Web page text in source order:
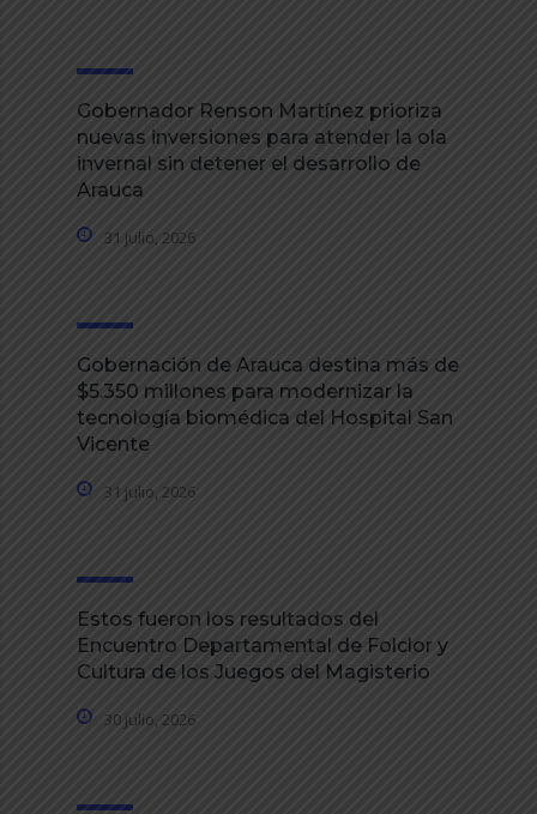
Gobernador Renson Martínez prioriza
nuevas inversiones para atender la ola
invernal sin detener el desarrollo de
Arauca
31 julio, 2026
Gobernación de Arauca destina más de
$5.350 millones para modernizar la
tecnología biomédica del Hospital San
Vicente
31 julio, 2026
Estos fueron los resultados del
Encuentro Departamental de Folclor y
Cultura de los Juegos del Magisterio
30 julio, 2026